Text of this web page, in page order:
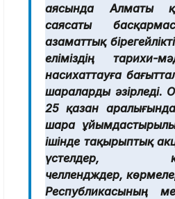
аясында Алматы
саясаты
азаматтық
еліміздің тарихи-
насихаттауға
шараларды әзірледі.
25 қазан
шара
ішінде тақырыптық
үстелдер,
челлендждер,
Республикасының